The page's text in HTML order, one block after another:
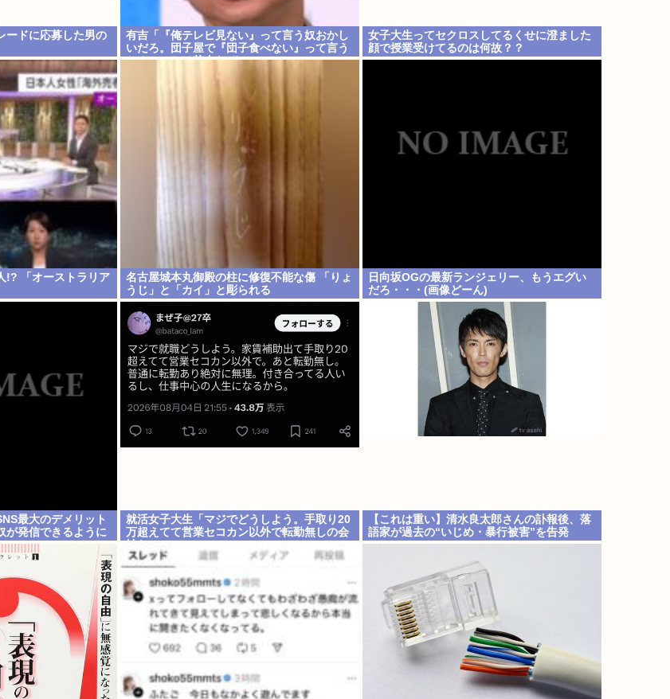
ードに応募した男の
有吉「『俺テレビ見ない』って言う奴おかし
いだろ。団子屋で『団子食べない』って言う
か？こっちは芸人だぞ」
女子大生ってセクロスしてるくせに澄ました
顔で授業受けてるのは何故？？
!? 「オーストラリア
名古屋城本丸御殿の柱に修復不能な傷 「りょ
うじ」と「カイ」と彫られる
日向坂OGの最新ランジェリー、もうエグい
だろ・・・(画像どーん)
最大のデメリット
が発信できるように
就活女子大生「マジでどうしよう。手取り20
万超えてて営業セコカン以外で転勤無しの会
【これは重い】清水良太郎さんの訃報後、落
語家が過去の“いじめ・暴行被害”を告発